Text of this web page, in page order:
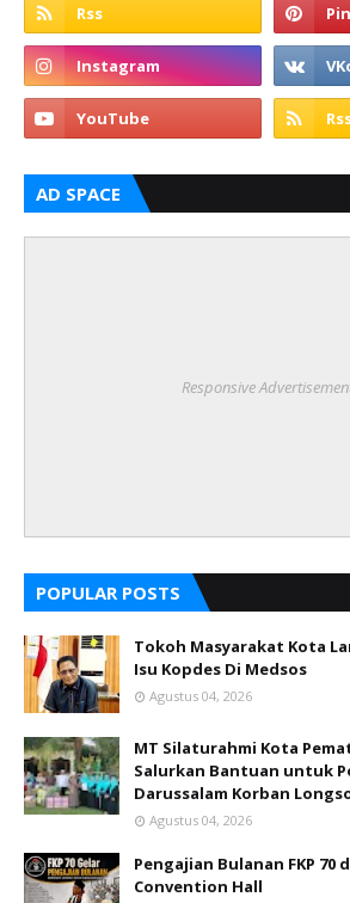
AD SPACE
Responsive
POPULAR POSTS
Tokoh Masyarakat Kota
Isu Kopdes Di Medsos
Agustus 04, 2026
MT Silaturahmi Kota
Salurkan Bantuan untuk
Darussalam Korban
Agustus 04, 2026
Pengajian Bulanan FKP 70
Convention Hall